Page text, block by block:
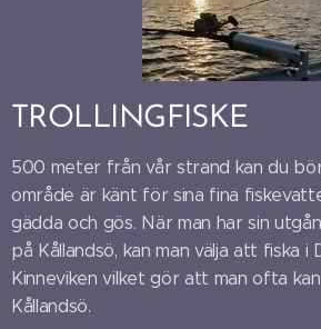
TROLLINGFISKE
500 meter från vår strand kan du
område är känt för sina fina
gädda och gös. När man har sin
på Kållandsö, kan man välja att fiska i
Kinneviken vilket gör att man ofta
Kållandsö.